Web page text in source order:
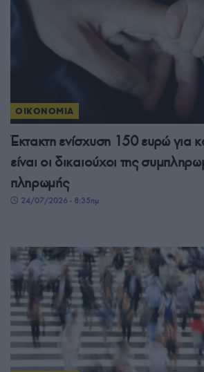
ΟΙΚΟΝΟΜΙΑ
Έκτακτη ενίσχυση 150 ευρώ για
είναι οι δικαιούχοι της
πληρωμής
24/07/2026 - 8:35πμ